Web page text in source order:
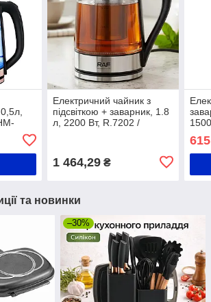
Електричний чайник з
підсвіткою + заварник, 1.8
л, 2200 Вт, R.7202 /
1 464,29₴
615
та новинки
–30%